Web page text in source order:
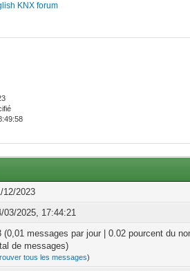
KNX forum
12/2023
03/2025, 17:44:21
(0,01 messages par jour | 0.02 pourcent du
de messages)
tous les messages)